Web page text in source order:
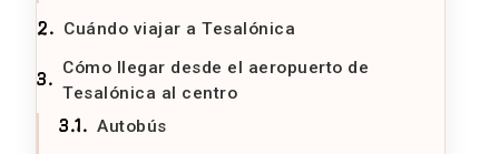
Cuándo viajar a Tesalónica
Cómo llegar desde el aeropuerto de
Tesalónica al centro
Autobús